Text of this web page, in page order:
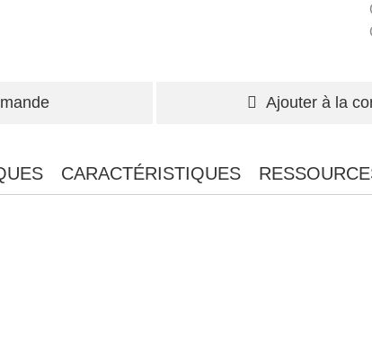
Ajouter à la
CARACTÉRISTIQUES